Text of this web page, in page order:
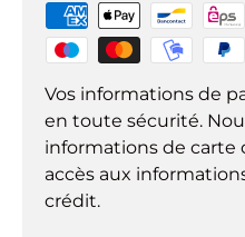
Vos informations de
en toute sécurité.
informations de carte
accès aux
crédit.